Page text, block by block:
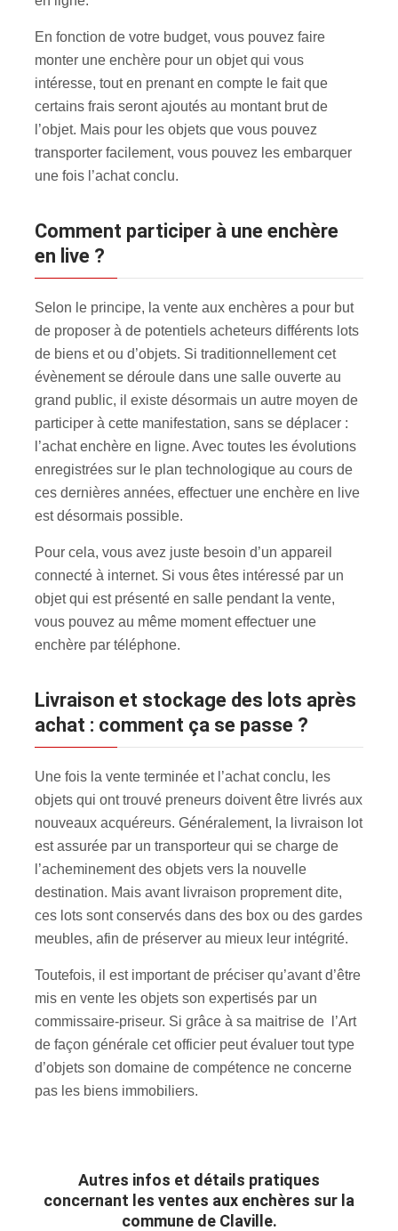
En fonction de votre budget, vous pouvez faire
monter une enchère pour un objet qui vous
intéresse, tout en prenant en compte le fait que
certains frais seront ajoutés au montant brut de
l’objet. Mais pour les objets que vous pouvez
transporter facilement, vous pouvez les embarquer
une fois l’achat conclu.
Comment participer à une enchère
en live ?
Selon le principe, la vente aux enchères a pour but
de proposer à de potentiels acheteurs différents lots
de biens et ou d’objets. Si traditionnellement cet
évènement se déroule dans une salle ouverte au
grand public, il existe désormais un autre moyen de
participer à cette manifestation, sans se déplacer :
l’achat enchère en ligne. Avec toutes les évolutions
enregistrées sur le plan technologique au cours de
ces dernières années, effectuer une enchère en live
est désormais possible.
Pour cela, vous avez juste besoin d’un appareil
connecté à internet. Si vous êtes intéressé par un
objet qui est présenté en salle pendant la vente,
vous pouvez au même moment effectuer une
enchère par téléphone.
Livraison et stockage des lots après
achat : comment ça se passe ?
Une fois la vente terminée et l’achat conclu, les
objets qui ont trouvé preneurs doivent être livrés aux
nouveaux acquéreurs. Généralement, la livraison lot
est assurée par un transporteur qui se charge de
l’acheminement des objets vers la nouvelle
destination. Mais avant livraison proprement dite,
ces lots sont conservés dans des box ou des gardes
meubles, afin de préserver au mieux leur intégrité.
Toutefois, il est important de préciser qu’avant d’être
mis en vente les objets son expertisés par un
commissaire-priseur. Si grâce à sa maitrise de l’Art
de façon générale cet officier peut évaluer tout type
d’objets son domaine de compétence ne concerne
pas les biens immobiliers.
Autres infos et détails pratiques
concernant les ventes aux enchères sur la
commune de Claville.